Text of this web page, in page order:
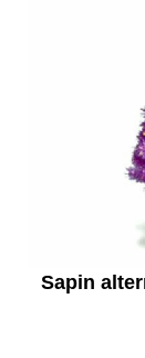
Sapin